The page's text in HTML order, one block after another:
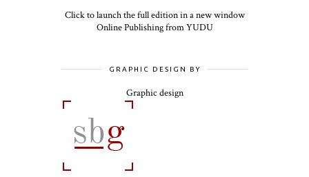
Click to launch the full edition in a new window
Online Publishing from YUDU
GRAPHIC DESIGN BY
Graphic design